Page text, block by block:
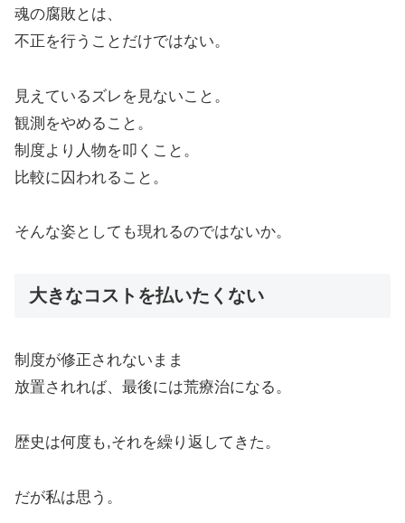
魂の腐敗とは、
不正を行うことだけではない。
見えているズレを見ないこと。
観測をやめること。
制度より人物を叩くこと。
比較に囚われること。
そんな姿としても現れるのではないか。
大きなコストを払いたくない
制度が修正されないまま
放置されれば、最後には荒療治になる。
歴史は何度も,それを繰り返してきた。
だが私は思う。